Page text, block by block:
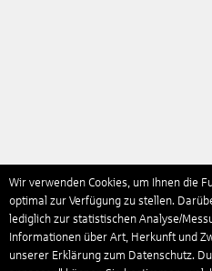
Wir verwenden Cookies, um Ihnen die
optimal zur Verfügung zu stellen.
lediglich zur statistischen Analyse/
Informationen über Art, Herkunft und
unserer Erklärung zum Datenschutz.